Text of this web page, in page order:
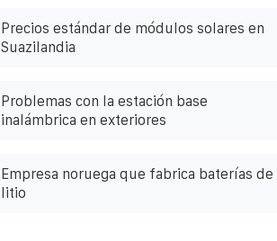
Precios estándar de módulos solares en
Suazilandia
Problemas con la estación base
inalámbrica en exteriores
Empresa noruega que fabrica baterías de
litio